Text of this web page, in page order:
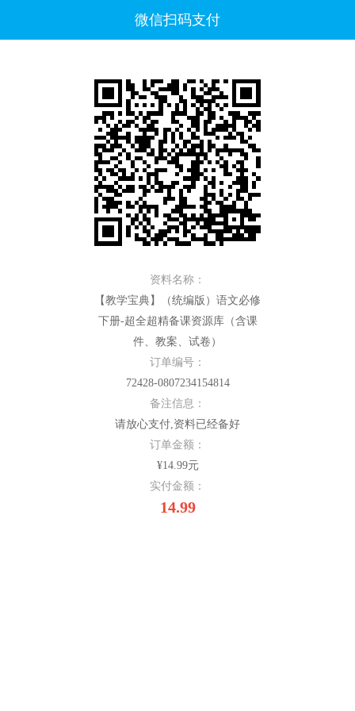
微信扫码支付
资料名称：
【教学宝典】（统编版）语文必修
下册-超全超精备课资源库（含课
件、教案、试卷）
订单编号：
72428-0807234154814
备注信息：
请放心支付,资料已经备好
订单金额：
¥14.99元
实付金额：
14.99